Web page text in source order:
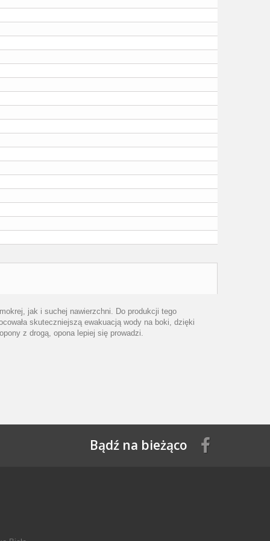
jak i suchej nawierzchni. Do produkcji tego
skuteczniejszą ewakuacją wody na boki, dzięki
z drogą, opona lepiej się prowadzi.
Bądź na bieżąco